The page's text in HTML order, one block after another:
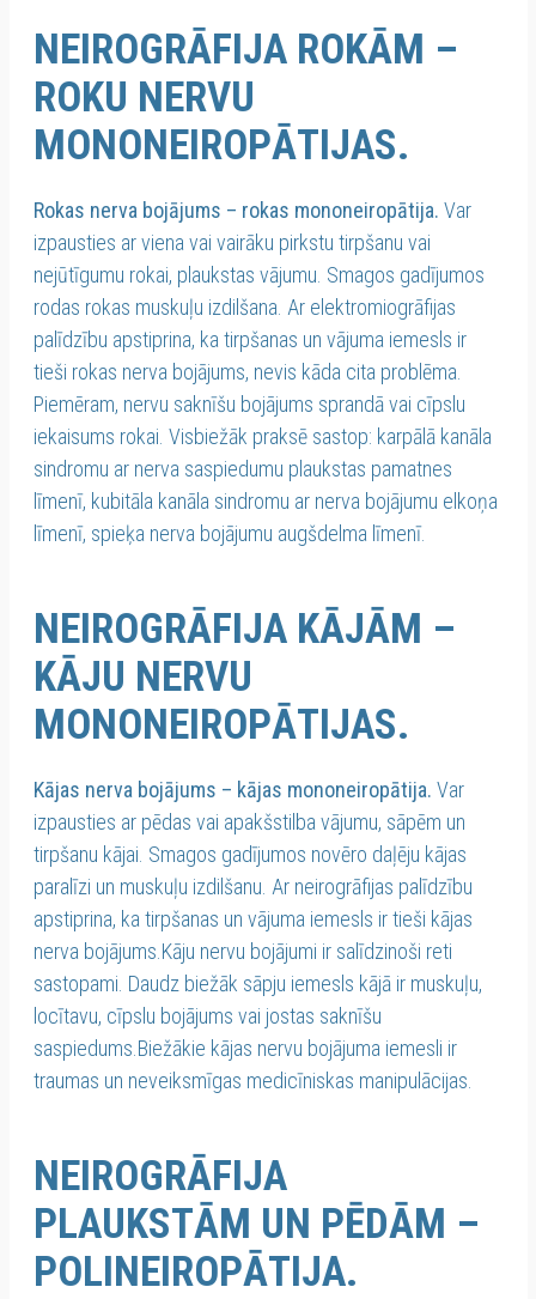
NEIROGRĀFIJA ROKĀM –
ROKU NERVU
MONONEIROPĀTIJAS.
Rokas nerva bojājums – rokas mononeiropātija. Var
izpausties ar viena vai vairāku pirkstu tirpšanu vai
nejūtīgumu rokai, plaukstas vājumu. Smagos gadījumos
rodas rokas muskuļu izdilšana. Ar elektromiogrāfijas
palīdzību apstiprina, ka tirpšanas un vājuma iemesls ir
tieši rokas nerva bojājums, nevis kāda cita problēma.
Piemēram, nervu saknīšu bojājums sprandā vai cīpslu
iekaisums rokai. Visbiežāk praksē sastop: karpālā kanāla
sindromu ar nerva saspiedumu plaukstas pamatnes
līmenī, kubitāla kanāla sindromu ar nerva bojājumu elkoņa
līmenī, spieķa nerva bojājumu augšdelma līmenī.
NEIROGRĀFIJA KĀJĀM –
KĀJU NERVU
MONONEIROPĀTIJAS.
Kājas nerva bojājums – kājas mononeiropātija. Var
izpausties ar pēdas vai apakšstilba vājumu, sāpēm un
tirpšanu kājai. Smagos gadījumos novēro daļēju kājas
paralīzi un muskuļu izdilšanu. Ar neirogrāfijas palīdzību
apstiprina, ka tirpšanas un vājuma iemesls ir tieši kājas
nerva bojājums.Kāju nervu bojājumi ir salīdzinoši reti
sastopami. Daudz biežāk sāpju iemesls kājā ir muskuļu,
locītavu, cīpslu bojājums vai jostas saknīšu
saspiedums.Biežākie kājas nervu bojājuma iemesli ir
traumas un neveiksmīgas medicīniskas manipulācijas.
NEIROGRĀFIJA
PLAUKSTĀM UN PĒDĀM –
POLINEIROPĀTIJA.